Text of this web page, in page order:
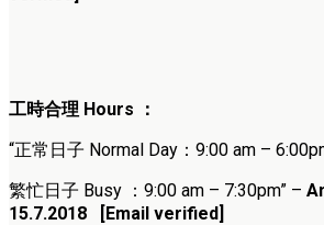
工時合理 Hours ：
“正常日子 Normal Day：9:00 am –
繁忙日子 Busy ：9:00 am – 7:30pm” –
15.7.2018 [Email verified]